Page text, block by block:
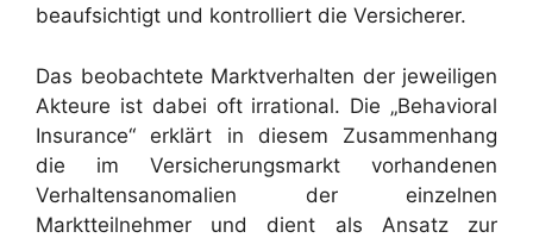
beaufsichtigt und kontrolliert die Versicherer.
Das beobachtete Marktverhalten der jeweiligen
Akteure ist dabei oft irrational. Die „Behavioral
Insurance“ erklärt in diesem Zusammenhang
die im Versicherungsmarkt vorhandenen
Verhaltensanomalien der einzelnen
Marktteilnehmer und dient als Ansatz zur